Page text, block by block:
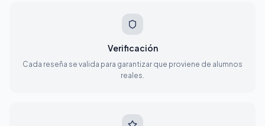
Verificación
Cada reseña se valida para garantizar que proviene de alumnos
reales.